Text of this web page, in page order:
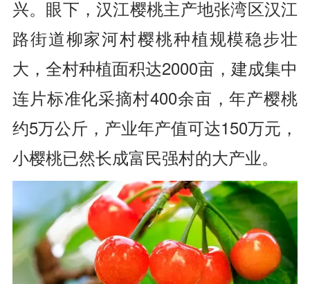
兴。眼下，汉江樱桃主产地张湾区汉江
路街道柳家河村樱桃种植规模稳步壮
大，全村种植面积达2000亩，建成集中
连片标准化采摘村400余亩，年产樱桃
约5万公斤，产业年产值可达150万元，
小樱桃已然长成富民强村的大产业。